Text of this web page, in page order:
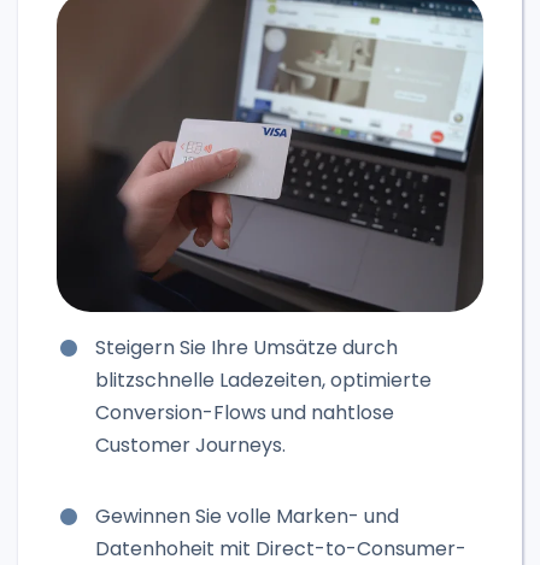
Steigern Sie Ihre Umsätze durch
blitzschnelle Ladezeiten, optimierte
Conversion-Flows und nahtlose
Customer Journeys.
Gewinnen Sie volle Marken- und
Datenhoheit mit Direct-to-Consumer-